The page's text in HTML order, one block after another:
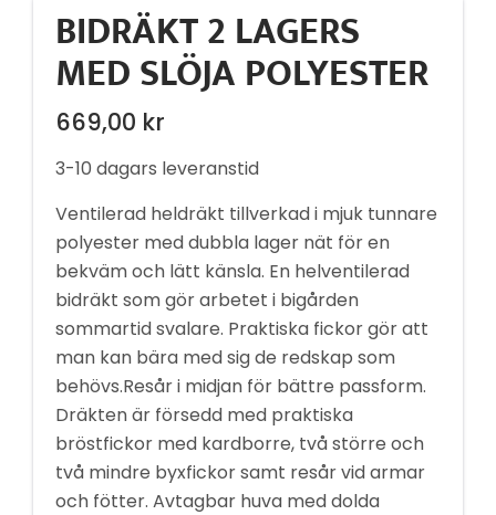
BIDRÄKT 2 LAGERS
MED SLÖJA POLYESTER
669,00 kr
3-10 dagars leveranstid
Ventilerad heldräkt tillverkad i mjuk tunnare
polyester med dubbla lager nät för en
bekväm och lätt känsla. En helventilerad
bidräkt som gör arbetet i bigården
sommartid svalare. Praktiska fickor gör att
man kan bära med sig de redskap som
behövs.Resår i midjan för bättre passform.
Dräkten är försedd med praktiska
bröstfickor med kardborre, två större och
två mindre byxfickor samt resår vid armar
och fötter. Avtagbar huva med dolda